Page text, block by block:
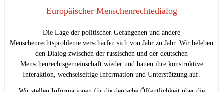
Europäischer Menschenrechtedialog
Die Lage der politischen Gefangenen und andere
Menschenrechtsprobleme verschärfen sich von Jahr zu Jahr. Wir beleben
den Dialog zwischen der russischen und der deutschen
Menschenrechtsgemeinschaft wieder und bauen ihre konstruktive
Interaktion, wechselseitige Information und Unterstützung auf.